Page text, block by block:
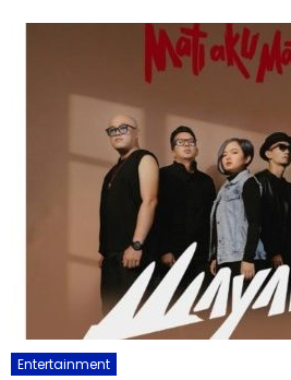
Entertainment